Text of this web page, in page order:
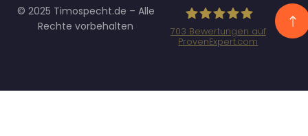
© 2025 Timospecht.de – Alle
Rechte vorbehalten
Marketing GmbH
703 Bewertungen auf
ProvenExpert.com